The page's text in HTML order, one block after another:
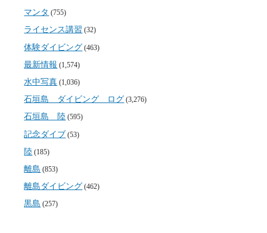
マンタ (755)
ライセンス講習 (32)
体験ダイビング (463)
最新情報 (1,574)
水中写真 (1,036)
石垣島 ダイビング ログ (3,276)
石垣島 陸 (595)
記念ダイブ (53)
陸 (185)
離島 (853)
離島ダイビング (462)
黒島 (257)